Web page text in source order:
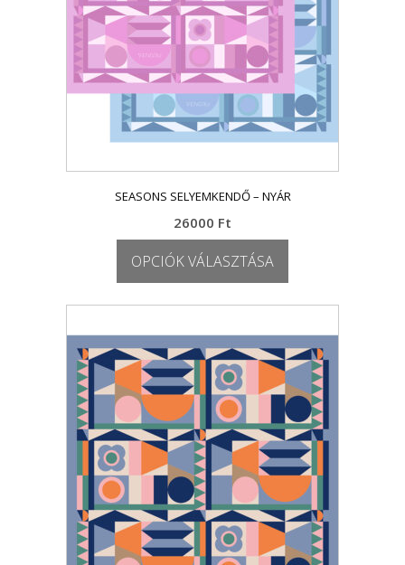
választhatók
ki
SEASONS SELYEMKENDŐ – NYÁR
26000 Ft
OPCIÓK VÁLASZTÁSA
a
több
variációja
van.
A
változatok
a
termékoldalon
választhatók
ki